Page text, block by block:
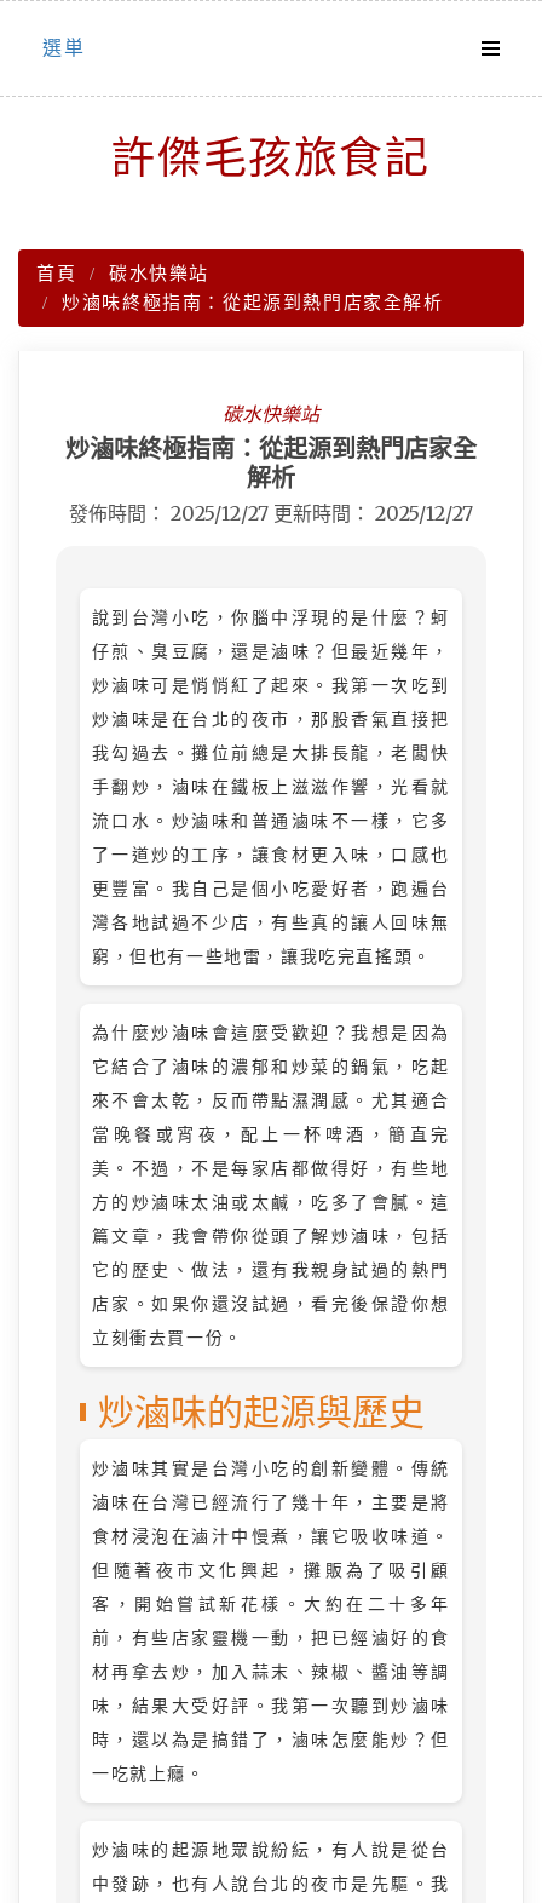
Skip
選単
許傑毛孩旅食記
首頁
碳水快樂站
炒滷味終極指南：從起源到熱門店家全解析
碳水快樂站
炒滷味終極指南：從起源到熱門店家全
解析
發佈時間： 2025/12/27 更新時間： 2025/12/27
說到台灣小吃，你腦中浮現的是什麼？蚵
仔煎、臭豆腐，還是滷味？但最近幾年，
炒滷味可是悄悄紅了起來。我第一次吃到
炒滷味是在台北的夜市，那股香氣直接把
我勾過去。攤位前總是大排長龍，老闆快
手翻炒，滷味在鐵板上滋滋作響，光看就
流口水。炒滷味和普通滷味不一樣，它多
了一道炒的工序，讓食材更入味，口感也
更豐富。我自己是個小吃愛好者，跑遍台
灣各地試過不少店，有些真的讓人回味無
窮，但也有一些地雷，讓我吃完直搖頭。
為什麼炒滷味會這麼受歡迎？我想是因為
它結合了滷味的濃郁和炒菜的鍋氣，吃起
來不會太乾，反而帶點濕潤感。尤其適合
當晚餐或宵夜，配上一杯啤酒，簡直完
美。不過，不是每家店都做得好，有些地
方的炒滷味太油或太鹹，吃多了會膩。這
篇文章，我會帶你從頭了解炒滷味，包括
它的歷史、做法，還有我親身試過的熱門
店家。如果你還沒試過，看完後保證你想
立刻衝去買一份。
炒滷味的起源與歷史
炒滷味其實是台灣小吃的創新變體。傳統
滷味在台灣已經流行了幾十年，主要是將
食材浸泡在滷汁中慢煮，讓它吸收味道。
但隨著夜市文化興起，攤販為了吸引顧
客，開始嘗試新花樣。大約在二十多年
前，有些店家靈機一動，把已經滷好的食
材再拿去炒，加入蒜末、辣椒、醬油等調
味，結果大受好評。我第一次聽到炒滷味
時，還以為是搞錯了，滷味怎麼能炒？但
一吃就上癮。
炒滷味的起源地眾說紛紜，有人說是從台
中發跡，也有人說台北的夜市是先驅。我